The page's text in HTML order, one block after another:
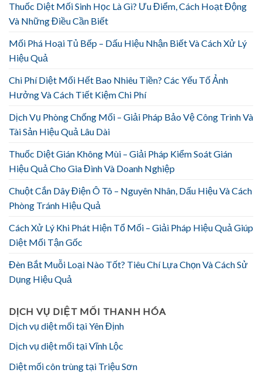
Thuốc Diệt Mối Sinh Học Là Gì? Ưu Điểm, Cách Hoạt Động
Và Những Điều Cần Biết
Mối Phá Hoại Tủ Bếp – Dấu Hiệu Nhận Biết Và Cách Xử Lý
Hiệu Quả
Chi Phí Diệt Mối Hết Bao Nhiêu Tiền? Các Yếu Tố Ảnh
Hưởng Và Cách Tiết Kiệm Chi Phí
Dịch Vụ Phòng Chống Mối – Giải Pháp Bảo Vệ Công Trình Và
Tài Sản Hiệu Quả Lâu Dài
Thuốc Diệt Gián Không Mùi – Giải Pháp Kiểm Soát Gián
Hiệu Quả Cho Gia Đình Và Doanh Nghiệp
Chuột Cắn Dây Điện Ô Tô – Nguyên Nhân, Dấu Hiệu Và Cách
Phòng Tránh Hiệu Quả
Cách Xử Lý Khi Phát Hiện Tổ Mối – Giải Pháp Hiệu Quả Giúp
Diệt Mối Tận Gốc
Đèn Bắt Muỗi Loại Nào Tốt? Tiêu Chí Lựa Chọn Và Cách Sử
Dụng Hiệu Quả
DỊCH VỤ DIỆT MỐI THANH HÓA
Dịch vụ diệt mối tại Yên Định
Dịch vụ diệt mối tại Vĩnh Lộc
Diệt mối côn trùng tại Triệu Sơn